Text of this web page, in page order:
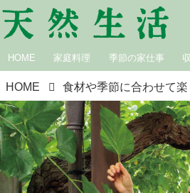
HOME 家庭料理 季節の家仕事
HOME